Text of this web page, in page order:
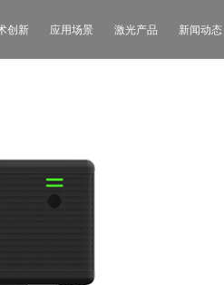
创新 应用场景 激光产品 新闻动态